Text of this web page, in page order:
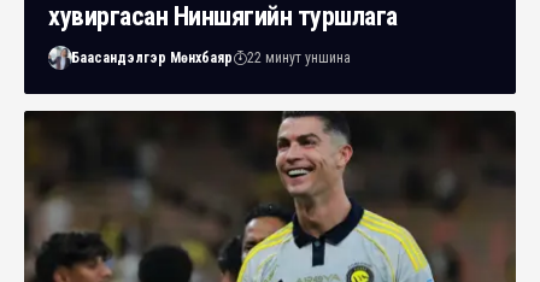
хувиргасан Ниншягийн туршлага
Баасандэлгэр Мөнхбаяр 22 минут уншина